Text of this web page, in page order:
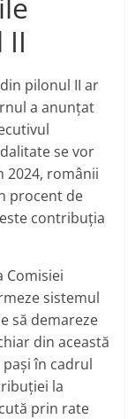
II
pilonul II ar
a anunțat
se vor
2024, românii
procent de
contribuția
Comisiei
sistemul
să demareze
din această
în cadrul
la
prin rate